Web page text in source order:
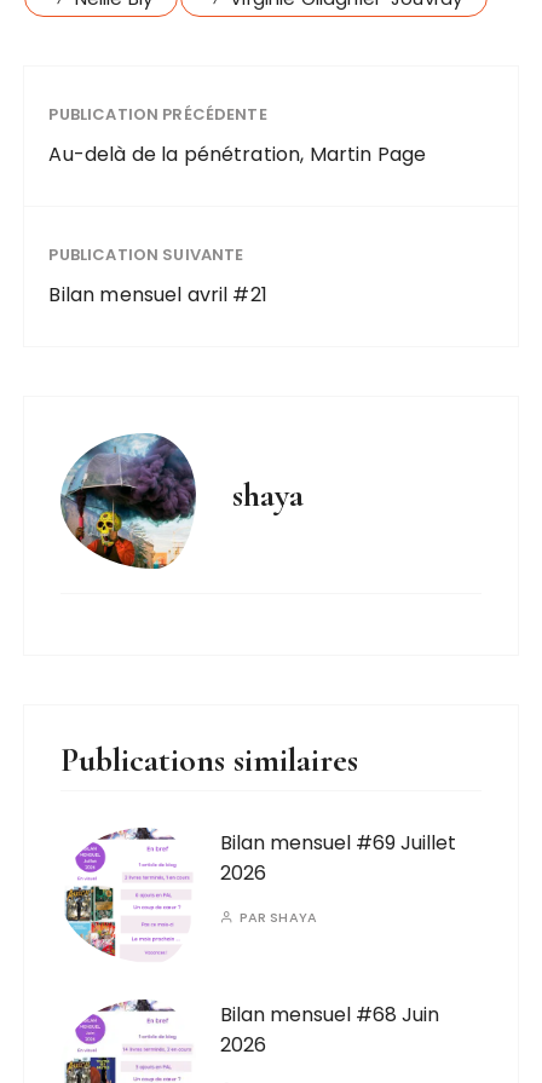
PUBLICATION PRÉCÉDENTE
Au-delà de la pénétration, Martin Page
PUBLICATION SUIVANTE
Bilan mensuel avril #21
shaya
Publications similaires
Bilan mensuel #69 Juillet
2026
PAR SHAYA
Bilan mensuel #68 Juin
2026